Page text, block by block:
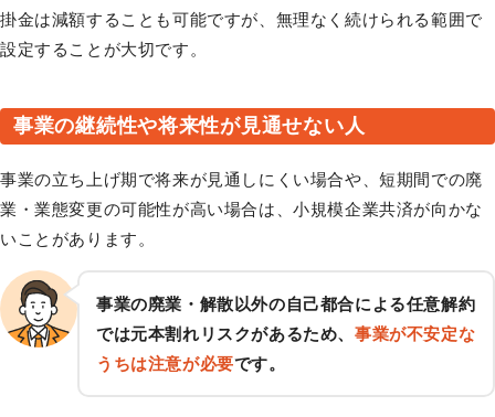
掛金は減額することも可能ですが、無理なく続けられる範囲で
設定することが大切です。
事業の継続性や将来性が見通せない人
事業の立ち上げ期で将来が見通しにくい場合や、短期間での廃
業・業態変更の可能性が高い場合は、小規模企業共済が向かな
いことがあります。
事業の廃業・解散以外の自己都合による任意解約
では元本割れリスクがあるため、 事業が不安定な
うちは注意が必要です。